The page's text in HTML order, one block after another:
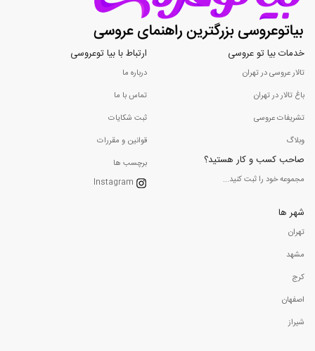
خدمات بیا تو عروسی
تالار عروسی در تهران
باغ تالار در تهران
تشریفات عروسی
وبلاگ
صاحب کسب و کار هستید؟
مجموعه خود را ثبت کنید...
ارتباط با بیا توعروسی
درباره ما
تماس با ما
ثبت شکایات
قوانین و مقررات
برچسب ها
Instagram
شهر ها
تهران
مشهد
کرج
اصفهان
شیراز